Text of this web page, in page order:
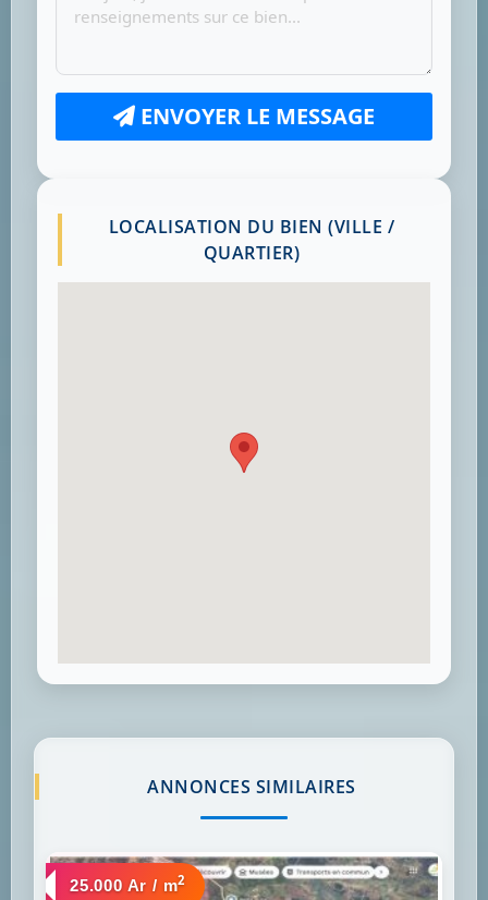
ENVOYER LE MESSAGE
LOCALISATION DU BIEN (VILLE /
QUARTIER)
ANNONCES SIMILAIRES
a vendre
25.000 Ar / m2